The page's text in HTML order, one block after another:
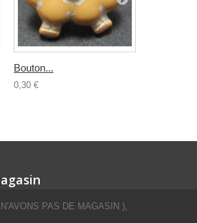
Bouton...
0,30 €
PAS DE MAGASIN ),